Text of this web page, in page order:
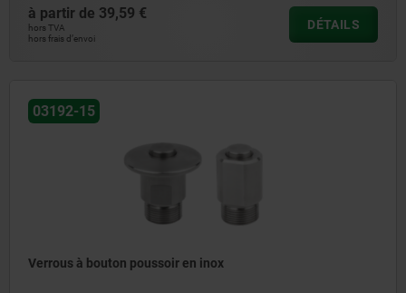
à partir de 39,59 €
hors TVA
hors frais d’envoi
DÉTAILS
03192-15
Verrous à bouton poussoir en inox